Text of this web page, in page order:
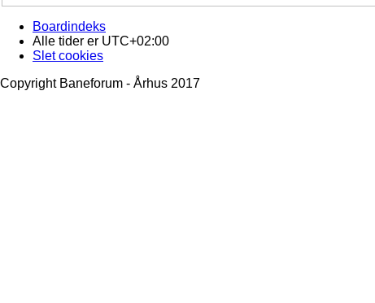
Boardindeks
Alle tider er UTC+02:00
Slet cookies
Copyright Baneforum - Århus 2017